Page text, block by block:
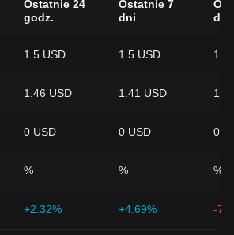
Ostatnie 24
godz.
Ostatnie 7
dni
dni
1.5 USD 1.5 USD 1.7
1.46 USD 1.41 USD
0 USD 0 USD 0
% % %
+2.32% +4.69% -